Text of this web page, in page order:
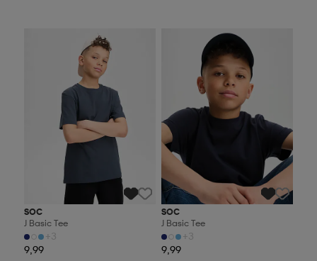
Valitse 2, maksa 12,99 €
SOC
J Basic Tee
+3
9,99
Valitse 2, maksa 12,99 €
SOC
J Basic Tee
+3
9,99